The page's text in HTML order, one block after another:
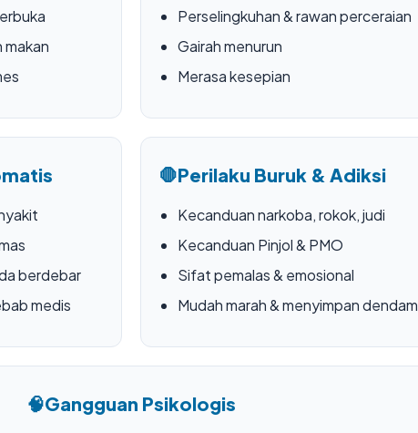
makan
Perselingkuhan & rawan perceraian
Gairah menurun
Merasa kesepian
berdebar
medis
🛑Perilaku Buruk & Adiksi
Kecanduan narkoba, rokok, judi
Kecanduan Pinjol & PMO
Sifat pemalas & emosional
Mudah marah & menyimpan dendam
🧠Gangguan Psikologis